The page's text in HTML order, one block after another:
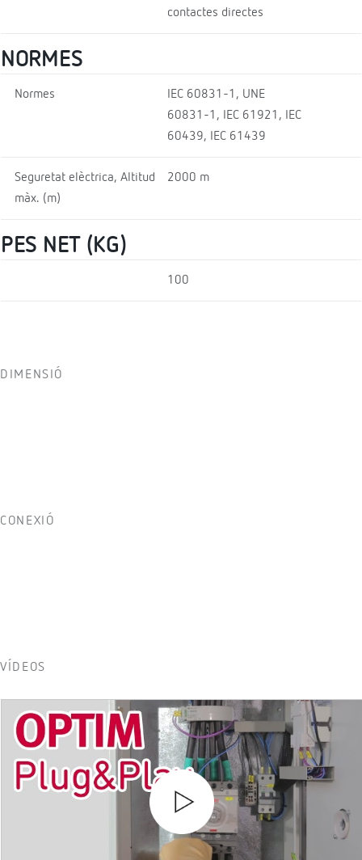
contactes directes
NORMES
Normes
IEC 60831-1, UNE
60831-1, IEC 61921, IEC
60439, IEC 61439
Seguretat elèctrica, Altitud
màx. (m)
2000 m
PES NET (KG)
100
DIMENSIÓ
CONEXIÓ